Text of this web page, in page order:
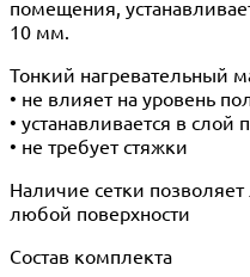
помещения,
10 мм.
Тонкий нагревательный
• не влияет на уровень
• устанавливается в слой
• не требует стяжки
Наличие сетки
любой поверхности
Состав комплекта